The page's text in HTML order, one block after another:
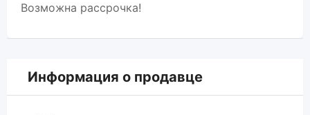
Возможна рассрочка!
Информация о продавце